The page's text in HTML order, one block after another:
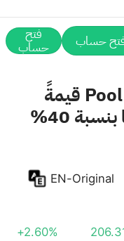
حساب فتح
حساب
هل تُقدّم شركة Pool (POOL) قيمةً
بعد انخفاض سعر سهمها بنسبة 40%
EN-Original
+2.60%